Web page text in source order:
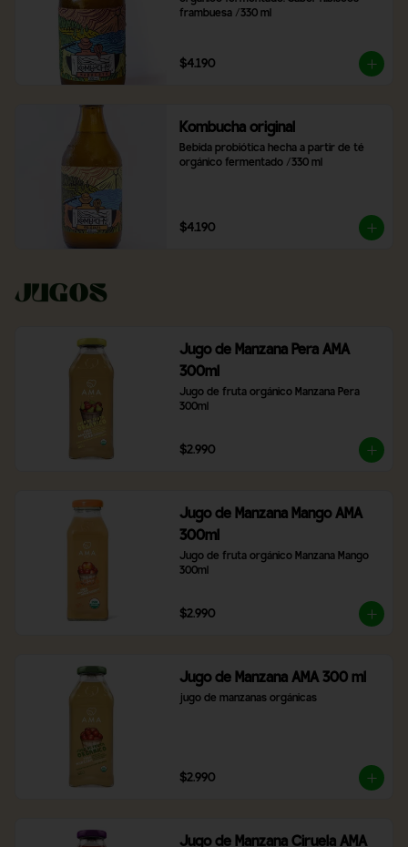
frambuesa /330 ml
$4.190
Kombucha original
Bebida probiótica hecha a partir de té
orgánico fermentado /330 ml
$4.190
Jugos
Jugo de Manzana Pera AMA
300ml
Jugo de fruta orgánico Manzana Pera
300ml
$2.990
Jugo de Manzana Mango AMA
300ml
Jugo de fruta orgánico Manzana Mango
300ml
$2.990
Jugo de Manzana AMA 300 ml
jugo de manzanas orgánicas
$2.990
Jugo de Manzana Ciruela AMA